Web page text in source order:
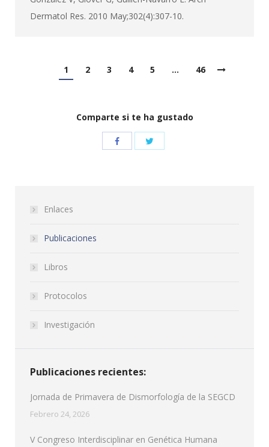
Dermatol Res. 2010 May;302(4):307-10.
1 2 3 4 5 … 46
Comparte si te ha gustado
Enlaces
Publicaciones
Libros
Protocolos
Investigación
Publicaciones recientes:
Jornada de Primavera de Dismorfología de la SEGCD
Febrero 24, 2026
V Congreso Interdisciplinar en Genética Humana